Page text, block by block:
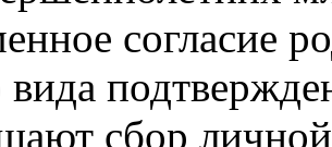
согласие
вида
сбор